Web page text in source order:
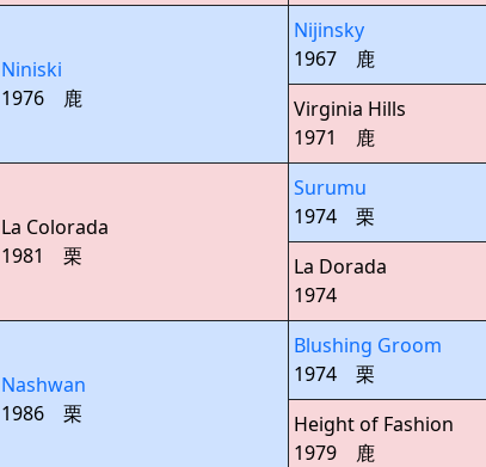
Niniski
1976 鹿
Nijinsky
1967 鹿
Virginia Hills
1971 鹿
La Colorada
1981 栗
Surumu
1974 栗
La Dorada
1974
Nashwan
1986 栗
Blushing Groom
1974 栗
Height of Fashion
1979 鹿